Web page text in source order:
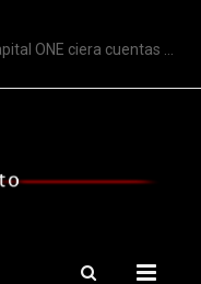
Trump por posible lavado de dinero Capital ONE ciera cuentas de Trump